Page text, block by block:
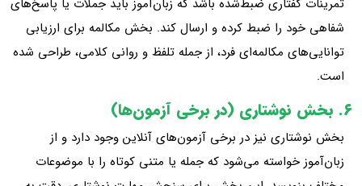
تمرینات گفتاری ضبط‌شده باشد که زبان‌آموز باید جملات یا پاسخ‌های
شفاهی خود را ضبط کرده و ارسال کند. بخش مکالمه برای ارزیابی
توانایی‌های مکالمه‌ای فرد، از جمله تلفظ و روانی کلامی، طراحی شده
است.
۶. بخش نوشتاری (در برخی آزمون‌ها)
بخش نوشتاری نیز در برخی آزمون‌های آنلاین وجود دارد و از
زبان‌آموز خواسته می‌شود که جمله یا متنی کوتاه را با موضوعات